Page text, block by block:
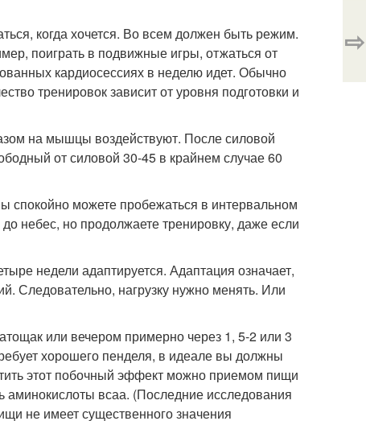
когда хочется. Во всем должен быть режим.
поиграть в подвижные игры, отжаться от
кардиосессиях в неделю идет. Обычно
тренировок зависит от уровня подготовки и
на мышцы воздействуют. После силовой
от силовой 30-45 в крайнем случае 60
спокойно можете пробежаться в интервальном
небес, но продолжаете тренировку, даже если
недели адаптируется. Адаптация означает,
Следовательно, нагрузку нужно менять. Или
или вечером примерно через 1, 5-2 или 3
хорошего пенделя, в идеале вы должны
этот побочный эффект можно приемом пищи
аминокислоты всаа. (Последние исследования
не имеет существенного значения
⇨